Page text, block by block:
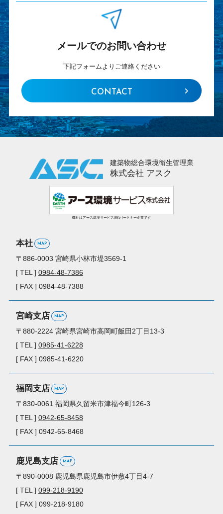
メールでのお問い合わせ
下記フォームよりご連絡ください
CONTACT
建築物総合環境衛生管理業
株式会社 アスク
弊社はアース環境サービス(株)パートナー企業です
本社 MAP
〒886-0003 宮崎県小林市堤3569-1
[ TEL ] 0984-48-7386
[ FAX ] 0984-48-7388
宮崎支店 MAP
〒880-2224 宮崎県宮崎市高岡町飯田2丁目13-3
[ TEL ] 0985-41-6228
[ FAX ] 0985-41-6220
福岡支店 MAP
〒830-0061 福岡県久留米市津福今町126-3
[ TEL ] 0942-65-8458
[ FAX ] 0942-65-8468
鹿児島支店 MAP
〒890-0008 鹿児島県鹿児島市伊敷4丁目4-7
[ TEL ] 099-218-9190
[ FAX ] 099-218-9180